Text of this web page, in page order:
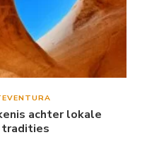
achter lokale
tradities